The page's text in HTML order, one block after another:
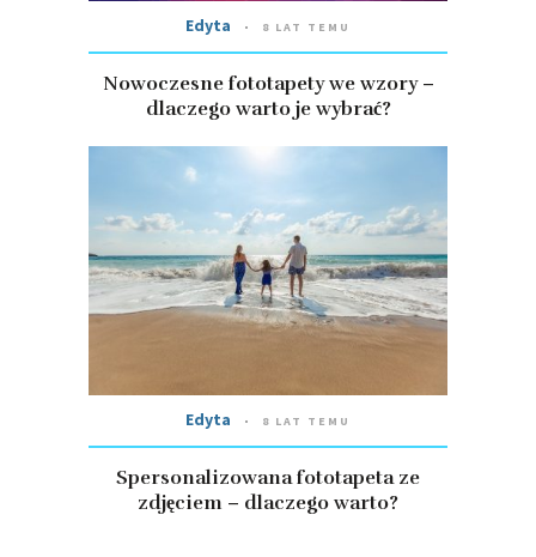
Edyta 8 LAT TEMU
Nowoczesne fototapety we wzory –
dlaczego warto je wybrać?
Edyta 8 LAT TEMU
Spersonalizowana fototapeta ze
zdjęciem – dlaczego warto?